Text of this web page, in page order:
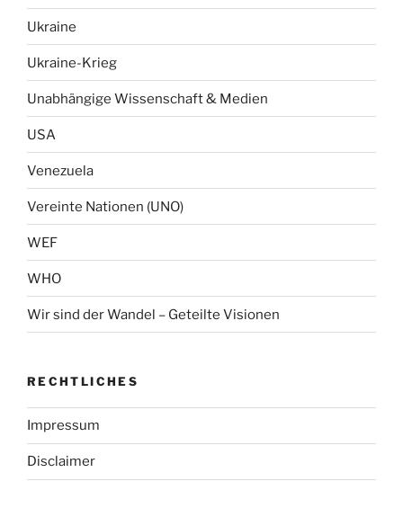
Ukraine
Ukraine-Krieg
Unabhängige Wissenschaft & Medien
USA
Venezuela
Vereinte Nationen (UNO)
WEF
WHO
Wir sind der Wandel – Geteilte Visionen
RECHTLICHES
Impressum
Disclaimer